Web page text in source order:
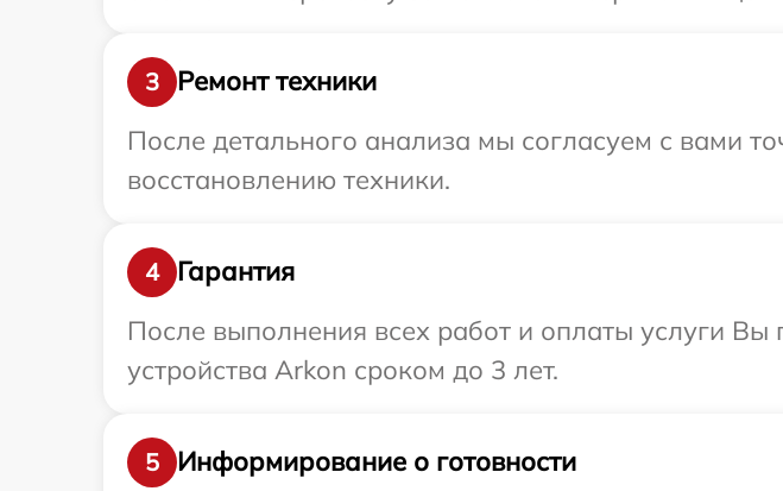
3
Ремонт техники
После детального анализа мы согласуем с вами
восстановлению техники.
4
Гарантия
После выполнения всех работ и оплаты услуги
устройства Arkon сроком до 3 лет.
5
Информирование о готовности